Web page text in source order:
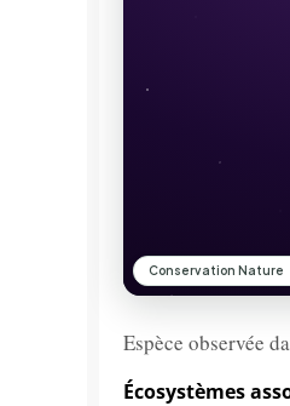
Espèce observée
Écosystèmes